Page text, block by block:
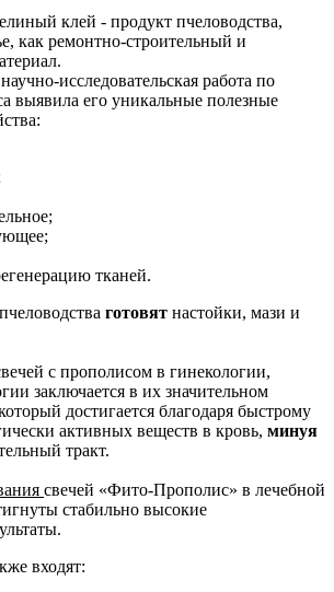
клей - продукт пчеловодства,
как ремонтно-строительный и
исследовательская работа по
выявила его уникальные полезные
тканей.
готовят настойки, мази и
с прополисом в гинекологии,
заключается в их значительном
достигается благодаря быстрому
активных веществ в кровь, минуя
тракт.
свечей «Фито-Прополис» в лечебной
стабильно высокие
входят: